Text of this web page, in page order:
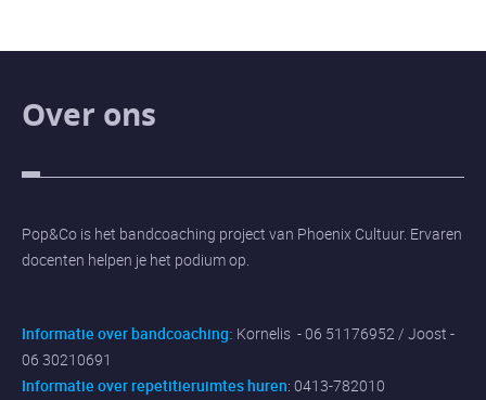
Over ons
Pop&Co is het bandcoaching project van Phoenix Cultuur. Ervaren
docenten helpen je het podium op.
Informatie over bandcoaching: Kornelis - 06 51176952 / Joost -
06 30210691
Informatie over repetitieruimtes huren: 0413-782010